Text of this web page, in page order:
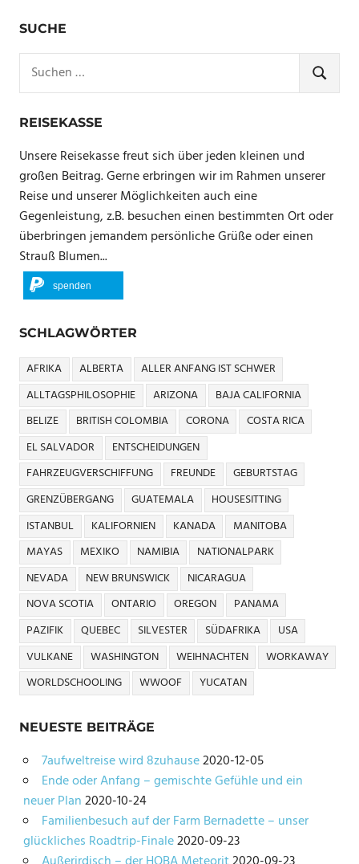
SUCHE
nach:
SUCHEN
REISEKASSE
Unsere Reisekasse freut sich über jeden kleinen und
großen Beitrag. Gerne erbringen wir im Rahmen unserer
Reise und unserer Möglichkeiten auch eine
Gegenleistung, z.B. besuchen einen bestimmten Ort oder
überbringen jemandem persönliche Grüße oder einen
Strauß Blumen...
spenden
SCHLAGWÖRTER
AFRIKA ALBERTA
ALLER ANFANG IST SCHWER
ALLTAGSPHILOSOPHIE
ARIZONA
BAJA CALIFORNIA
BELIZE
BRITISH COLOMBIA CORONA
COSTA RICA
EL SALVADOR
ENTSCHEIDUNGEN
FAHRZEUGVERSCHIFFUNG
FREUNDE
GEBURTSTAG
GRENZÜBERGANG
GUATEMALA
HOUSESITTING
ISTANBUL
KALIFORNIEN KANADA
MANITOBA
MAYAS
MEXIKO NAMIBIA
NATIONALPARK
NEVADA
NEW BRUNSWICK
NICARAGUA
NOVA SCOTIA
ONTARIO OREGON
PANAMA
PAZIFIK
QUEBEC SILVESTER SÜDAFRIKA
USA
VULKANE
WASHINGTON WEIHNACHTEN
WORKAWAY
WORLDSCHOOLING
WWOOF YUCATAN
NEUESTE BEITRÄGE
7aufweltreise wird 8zuhause2020-12-05
Ende oder Anfang – gemischte Gefühle und ein
neuer Plan2020-10-24
Familienbesuch auf der Farm Bernadette – unser
glückliches Roadtrip-Finale2020-09-23